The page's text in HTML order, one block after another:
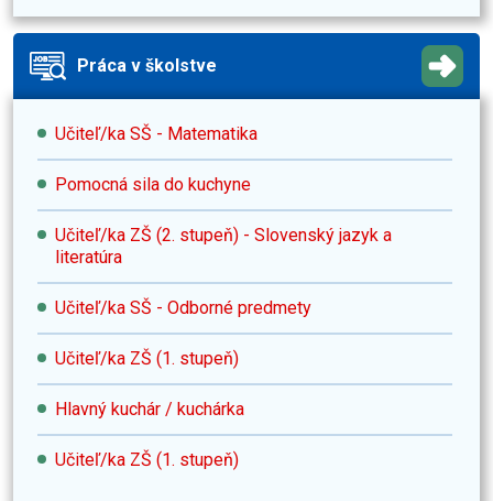
Práca v školstve
Učiteľ/ka SŠ - Matematika
Pomocná sila do kuchyne
Učiteľ/ka ZŠ (2. stupeň) - Slovenský jazyk a
literatúra
Učiteľ/ka SŠ - Odborné predmety
Učiteľ/ka ZŠ (1. stupeň)
Hlavný kuchár / kuchárka
Učiteľ/ka ZŠ (1. stupeň)